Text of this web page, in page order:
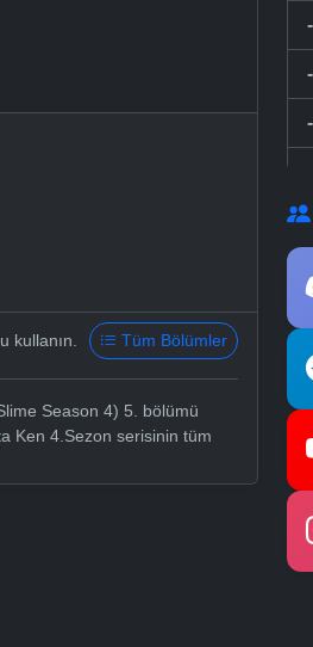
kullanın. Tüm Bölümler
Season 4) 5. bölümü
Ken 4.Sezon serisinin tüm